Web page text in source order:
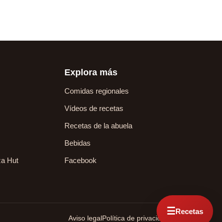
☰Recetas
Hut
Explora más
Comidas regionales
Vídeos de recetas
Recetas de la abuela
Bebidas
Facebook
Aviso legalPolítica de privacidad